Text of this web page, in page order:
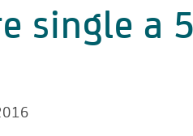
single a